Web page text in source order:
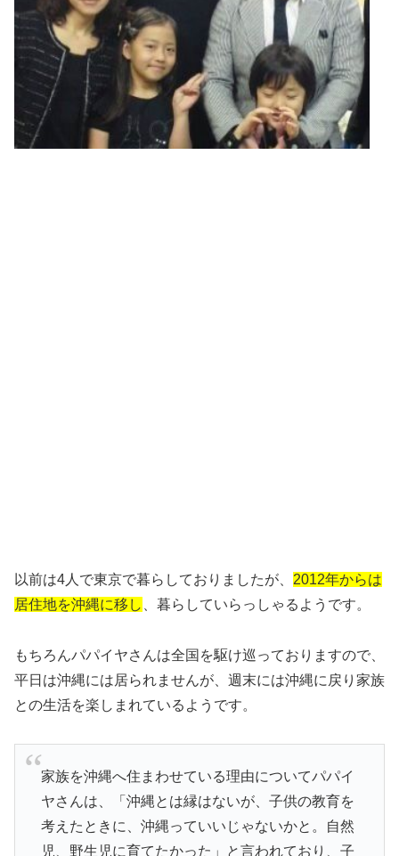
以前は4人で東京で暮らしておりましたが、 2012年からは
居住地を沖縄に移し 、暮らしていらっしゃるようです。
もちろんパパイヤさんは全国を駆け巡っておりますので、
平日は沖縄には居られませんが、週末には沖縄に戻り家族
との生活を楽しまれているようです。
家族を沖縄へ住まわせている理由についてパパイ
ヤさんは、「沖縄とは縁はないが、子供の教育を
考えたときに、沖縄っていいじゃないかと。自然
児、野生児に育てたかった」と言われており、子